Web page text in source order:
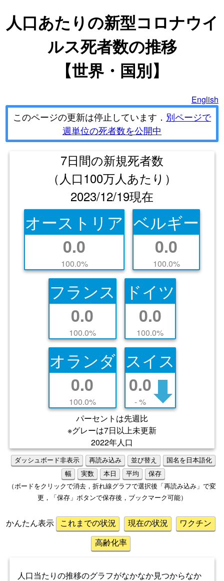
人口あたりの新型コロナウイ
ルス死者数の推移
【世界・国別】
English
このページの更新は停止しています． 別ページで
週単位の死者数を公開中
7日間の新規死者数
（人口100万人あたり）
2023/12/19現在
オーストリア
0.0
100.0%
ベルギー
0.0
100.0%
フランス
0.0
100.0%
ドイツ
0.0
100.0%
オランダ
0.0
100.0%
スイス
0.0
- %
パーセントは先週比
※グレーは7日以上未更新
2022年人口
ダッシュボード非表示 再読み込み 並び替え
国名を日本語化
幅
実数 本日 平均 保存
（ボードをクリックで消去，折れ線グラフで選択後「再読み込み」で変
更，「保存」ボタンで保存後，ブックマーク可能）
かんたん表示 これまでの状況 現在の状況 ワクチン
高齢化率
人口当たりの推移のグラフがなかなか見つからなか